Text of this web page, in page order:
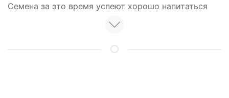
Семена за это время успеют хорошо напитаться
Сделайте в горшке дренажные отверстия и
насыпьте дренаж, затем грунт. Распределите
семена по поверхности влажной рыхлой почвы.